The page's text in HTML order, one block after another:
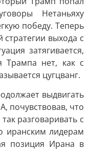
Нетаньяху
победу. Теперь
выхода с
затягивается,
Трампа нет, как с
цугцванг.
выдвигать
почувствовав, что
разговаривать с
иранским лидерам
позиция Ирана в